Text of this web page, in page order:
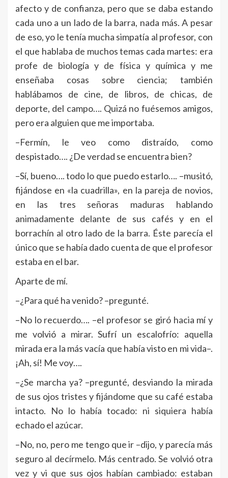
afecto y de confianza, pero que se daba estando
cada uno a un lado de la barra, nada más. A pesar
de eso, yo le tenía mucha simpatía al profesor, con
el que hablaba de muchos temas cada martes: era
profe de biología y de física y química y me
enseñaba cosas sobre ciencia; también
hablábamos de cine, de libros, de chicas, de
deporte, del campo…. Quizá no fuésemos amigos,
pero era alguien que me importaba.
–Fermín, le veo como distraído, como
despistado…. ¿De verdad se encuentra bien?
–Sí, bueno…. todo lo que puedo estarlo…. –musitó,
fijándose en «la cuadrilla», en la pareja de novios,
en las tres señoras maduras hablando
animadamente delante de sus cafés y en el
borrachín al otro lado de la barra. Éste parecía el
único que se había dado cuenta de que el profesor
estaba en el bar.
Aparte de mí.
–¿Para qué ha venido? –pregunté.
–No lo recuerdo…. –el profesor se giró hacia mí y
me volvió a mirar. Sufrí un escalofrío: aquella
mirada era la más vacía que había visto en mi vida–.
¡Ah, sí! Me voy….
–¿Se marcha ya? –pregunté, desviando la mirada
de sus ojos tristes y fijándome que su café estaba
intacto. No lo había tocado: ni siquiera había
echado el azúcar.
–No, no, pero me tengo que ir –dijo, y parecía más
seguro al decírmelo. Más centrado. Se volvió otra
vez y vi que sus ojos habían cambiado: estaban